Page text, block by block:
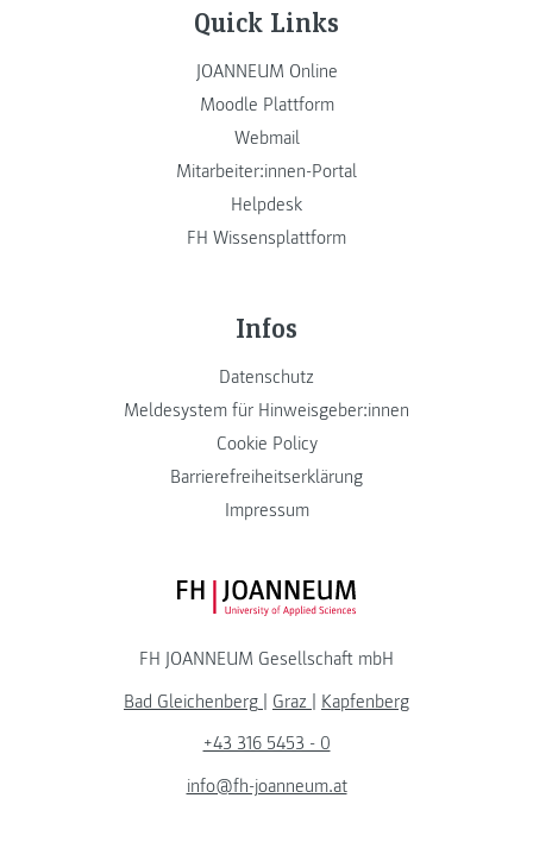
Quick Links
JOANNEUM Online
Moodle Plattform
Webmail
Mitarbeiter:innen-Portal
Helpdesk
FH Wissensplattform
Infos
Datenschutz
Meldesystem für Hinweisgeber:innen
Cookie Policy
Barrierefreiheitserklärung
Impressum
FH JOANNEUM Logo
FH JOANNEUM Gesellschaft mbH
Bad Gleichenberg | Graz | Kapfenberg
+43 316 5453 - 0
info@fh-joanneum.at